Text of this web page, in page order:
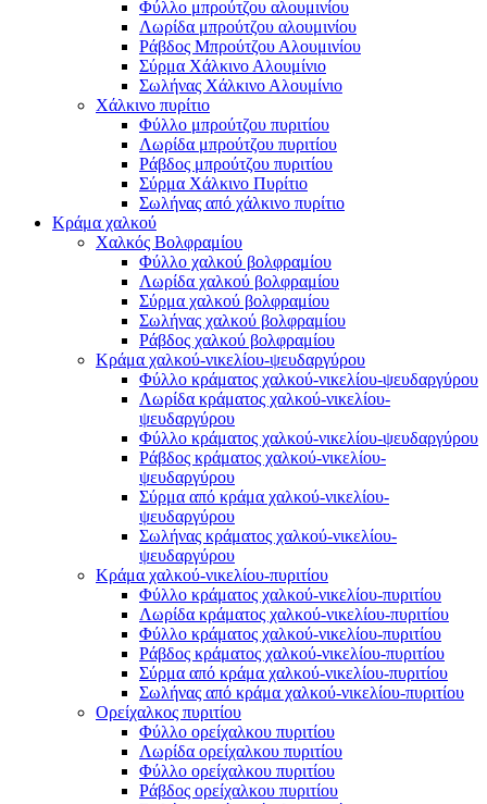
Φύλλο μπρούτζου αλουμινίου
Λωρίδα μπρούτζου αλουμινίου
Ράβδος Μπρούτζου Αλουμινίου
Σύρμα Χάλκινο Αλουμίνιο
Σωλήνας Χάλκινο Αλουμίνιο
Χάλκινο πυρίτιο
Φύλλο μπρούτζου πυριτίου
Λωρίδα μπρούτζου πυριτίου
Ράβδος μπρούτζου πυριτίου
Σύρμα Χάλκινο Πυρίτιο
Σωλήνας από χάλκινο πυρίτιο
Κράμα χαλκού
Χαλκός Βολφραμίου
Φύλλο χαλκού βολφραμίου
Λωρίδα χαλκού βολφραμίου
Σύρμα χαλκού βολφραμίου
Σωλήνας χαλκού βολφραμίου
Ράβδος χαλκού βολφραμίου
Κράμα χαλκού-νικελίου-ψευδαργύρου
Φύλλο κράματος χαλκού-νικελίου-ψευδαργύρου
Λωρίδα κράματος χαλκού-νικελίου-
ψευδαργύρου
Φύλλο κράματος χαλκού-νικελίου-ψευδαργύρου
Ράβδος κράματος χαλκού-νικελίου-
ψευδαργύρου
Σύρμα από κράμα χαλκού-νικελίου-
ψευδαργύρου
Σωλήνας κράματος χαλκού-νικελίου-
ψευδαργύρου
Κράμα χαλκού-νικελίου-πυριτίου
Φύλλο κράματος χαλκού-νικελίου-πυριτίου
Λωρίδα κράματος χαλκού-νικελίου-πυριτίου
Φύλλο κράματος χαλκού-νικελίου-πυριτίου
Ράβδος κράματος χαλκού-νικελίου-πυριτίου
Σύρμα από κράμα χαλκού-νικελίου-πυριτίου
Σωλήνας από κράμα χαλκού-νικελίου-πυριτίου
Ορείχαλκος πυριτίου
Φύλλο ορείχαλκου πυριτίου
Λωρίδα ορείχαλκου πυριτίου
Φύλλο ορείχαλκου πυριτίου
Ράβδος ορείχαλκου πυριτίου